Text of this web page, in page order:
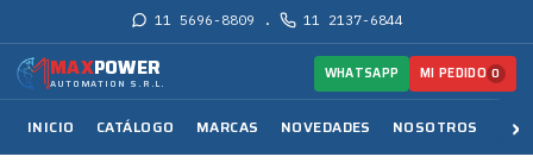
11 5696-8809 · 11 2137-6844
MAXPOWER
AUTOMATION S.R.L.
INICIO CATÁLOGO MARCAS NOVEDADES NOSOTROS
WHATSAPP MI PEDIDO 0